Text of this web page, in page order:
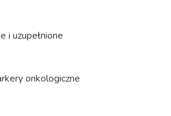
i uzupełnione
onkologiczne